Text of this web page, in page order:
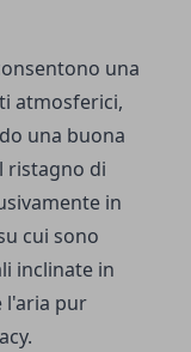
una
atmosferici,
una buona
ristagno di
in
cui sono
inclinate in
l'aria pur